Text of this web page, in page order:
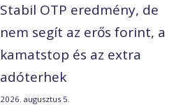
Stabil OTP eredmény, de
nem segít az erős forint, a
kamatstop és az extra
adóterhek
2026. augusztus 5.